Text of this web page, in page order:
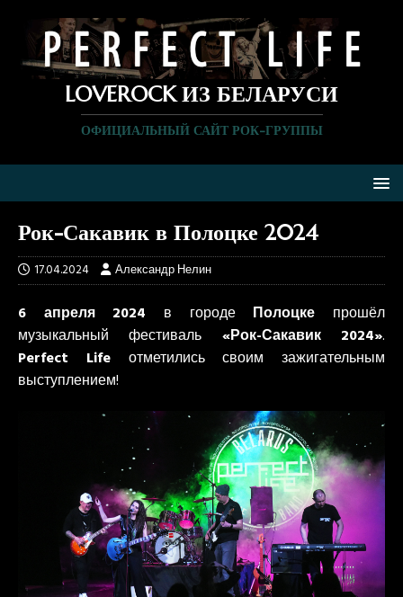
LOVEROCK ИЗ БЕЛАРУСИ
ОФИЦИАЛЬНЫЙ САЙТ РОК-ГРУППЫ
Рок-Сакавик в Полоцке 2024
17.04.2024 Александр Нелин
6 апреля 2024 в городе Полоцке прошёл
музыкальный фестиваль «Рок-Сакавик 2024».
Perfect Lifeотметились своим зажигательным
выступлением!